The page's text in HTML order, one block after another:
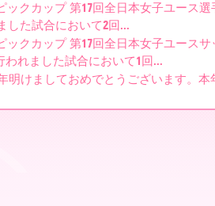
ックカップ 第17回全日本女子ユース
した試合において2回...
ックカップ 第17回全日本女子ユース
われました試合において1回...
明けましておめでとうございます。本